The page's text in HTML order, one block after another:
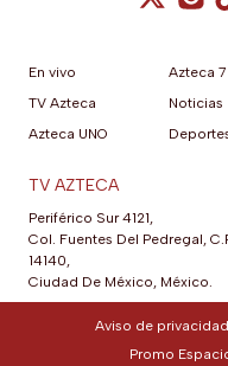
En vivo
TV Azteca
Azteca UNO
Azteca 7
Noticias
TV AZTECA
Periférico Sur 4121,
Col. Fuentes Del Pedregal,
14140,
Ciudad De México, México.
Aviso de privacidad
Promo